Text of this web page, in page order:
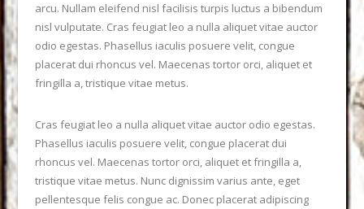
VIEW POST
arcu. Nullam eleifend nisl facilisis turpis luctus a bibendum
nisl vulputate. Cras feugiat leo a nulla aliquet vitae auctor
odio egestas. Phasellus iaculis posuere velit, congue
placerat dui rhoncus vel. Maecenas tortor orci, aliquet et
fringilla a, tristique vitae metus.
Cras feugiat leo a nulla aliquet vitae auctor odio egestas.
Phasellus iaculis posuere velit, congue placerat dui
rhoncus vel. Maecenas tortor orci, aliquet et fringilla a,
tristique vitae metus. Nunc dignissim varius ante, eget
pellentesque felis congue ac. Donec placerat adipiscing